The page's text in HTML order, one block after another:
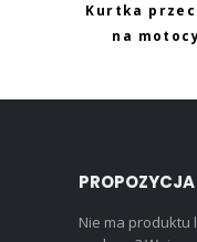
Kurtka
na
Nie ma produktu